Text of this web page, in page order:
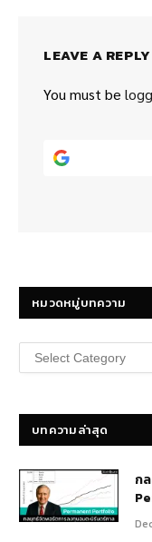
LEAVE A REPLY
You must be
หมวดหมู่บทความ
หมวด
หมู่
บทความล่าสุด
ก